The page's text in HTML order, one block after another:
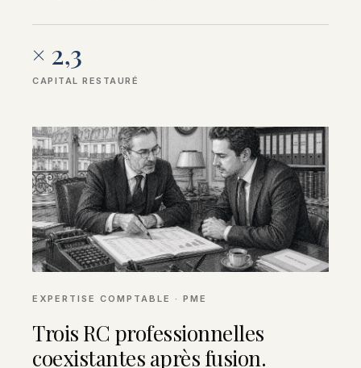
× 2,3
CAPITAL RESTAURÉ
EXPERTISE COMPTABLE · PME
Trois RC professionnelles
coexistantes après fusion.